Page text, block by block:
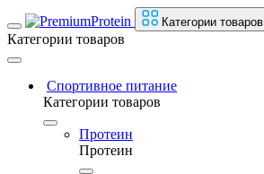
Категории товаров
Категории товаров
Спортивное питание
Категории товаров
Протеин
Протеин